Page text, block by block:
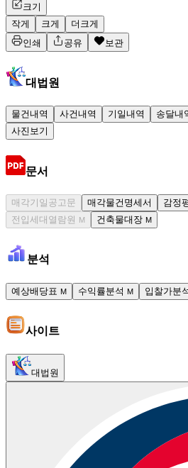
크기
작게
크게
더크게
인쇄
공유 보관
대법원
물건내역 사건내역 기일내역 송달내
사진보기
문서
매각기일공고문 매각물건명세서 감정
전입세대열람원
M 건축물대장 M
분석
예상배당표 M 수익률분석 M 입찰가분
사이트
대법원